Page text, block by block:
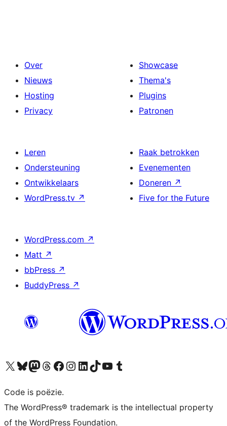
Over
Nieuws
Hosting
Privacy
Showcase
Thema's
Plugins
Patronen
Leren
Ondersteuning
Ontwikkelaars
WordPress.tv ↗
Raak betrokken
Evenementen
Doneren ↗
Five for the Future
WordPress.com ↗
Matt ↗
bbPress ↗
BuddyPress ↗
Bezoek ons X (voorheen Twitter) account
Bezoek ons Bluesky account
Bezoek ons Mastodon account
Bezoek ons Threads account
Onze Facebook pagina bezoeken
Bezoek ons Instagram account
Bezoek ons LinkedIn account
Bezoek ons TikTok account
Bezoek ons YouTube kanaalBezoek ons Tumblr account
Code is poëzie.
The WordPress® trademark is the intellectual property
of the WordPress Foundation.